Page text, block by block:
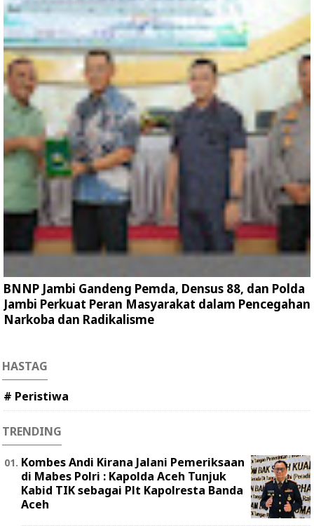
BNNP Jambi Gandeng Pemda, Densus 88, dan Polda
Jambi Perkuat Peran Masyarakat dalam Pencegahan
Narkoba dan Radikalisme
HASTAG
# Peristiwa
TRENDING
Kombes Andi Kirana Jalani Pemeriksaan
di Mabes Polri : Kapolda Aceh Tunjuk
Kabid TIK sebagai Plt Kapolresta Banda
Aceh